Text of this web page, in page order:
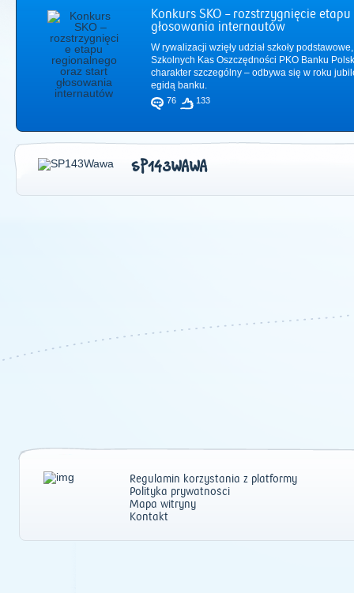
Konkurs SKO – rozstrzygnięcie
głosowania internautów
W rywalizacji wzięły udział szkoły
Szkolnych Kas Oszczędności PKO Banku
charakter szczególny – odbywa się w roku
egidą banku.
76 133
SP143WAWA
Regulamin korzystania z platformy
Polityka prywatności
Mapa witryny
Kontakt